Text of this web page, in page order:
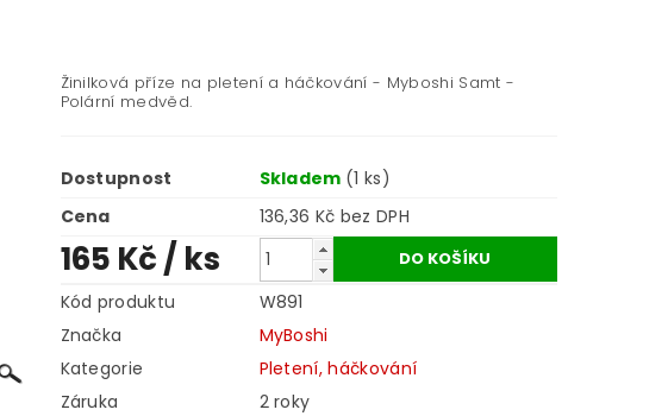
Žinilková příze na pletení a háčkování - Myboshi Samt -
Polární medvěd.
Dostupnost Skladem (1 ks)
Cena
136,36 Kč bez DPH
165 Kč/ ks
Kód produktu
W891
Značka
MyBoshi
Kategorie
Pletení, háčkování
Záruka
2 roky